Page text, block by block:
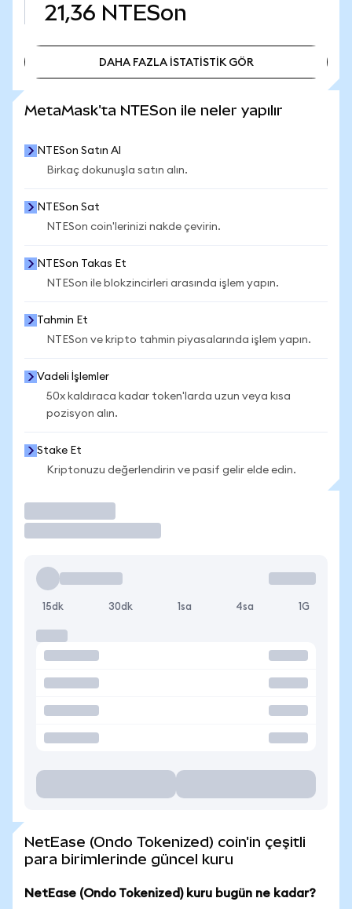
21,36 NTESon
DAHA FAZLA İSTATİSTİK GÖR
MetaMask'ta NTESon ile neler yapılır
NTESon Satın Al
Birkaç dokunuşla satın alın.
NTESon Sat
NTESon coin'lerinizi nakde çevirin.
NTESon Takas Et
NTESon ile blokzincirleri arasında işlem yapın.
Tahmin Et
NTESon ve kripto tahmin piyasalarında işlem yapın.
Vadeli İşlemler
50x kaldıraca kadar token'larda uzun veya kısa
pozisyon alın.
Stake Et
Kriptonuzu değerlendirin ve pasif gelir elde edin.
15dk 30dk 1sa 4sa 1G
NetEase (Ondo Tokenized) coin'in çeşitli
para birimlerinde güncel kuru
NetEase (Ondo Tokenized) kuru bugün ne kadar?